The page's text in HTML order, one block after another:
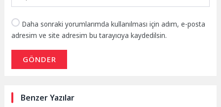
Daha sonraki yorumlarımda kullanılması için adım, e-posta
adresim ve site adresim bu tarayıcıya kaydedilsin.
GÖNDER
Benzer Yazılar